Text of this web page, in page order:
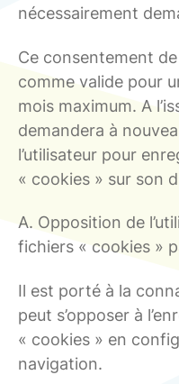
nécessairement
Ce consentement
comme valide pour
mois maximum. A
demandera à
l’utilisateur pour
« cookies » sur son
A. Opposition de
fichiers « cookies »
Il est porté à la
peut s’opposer à
« cookies » en
navigation.